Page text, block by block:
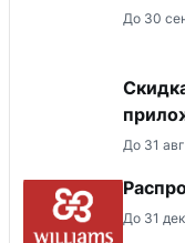
До 30
До 31
До 31